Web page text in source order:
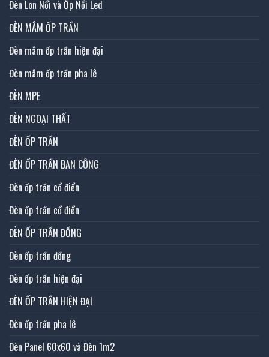
Đèn Lon Nổi và Ốp Nổi Led
ĐÈN MÂM ỐP TRẦN
Đèn mâm ốp trần hiện đại
Đèn mâm ốp trần pha lê
ĐÈN MPE
ĐÈN NGOẠI THẤT
ĐÈN ỐP TRẦN
ĐÈN ỐP TRẦN BAN CÔNG
Đèn ốp trần cổ điển
Đèn ốp trần cổ điển
ĐÈN ỐP TRẦN ĐỒNG
Đèn ốp trần đồng
Đèn ốp trần hiện đại
ĐÈN ỐP TRẦN HIỆN ĐẠI
Đèn ốp trần pha lê
Đèn Panel 60x60 và Đèn 1m2